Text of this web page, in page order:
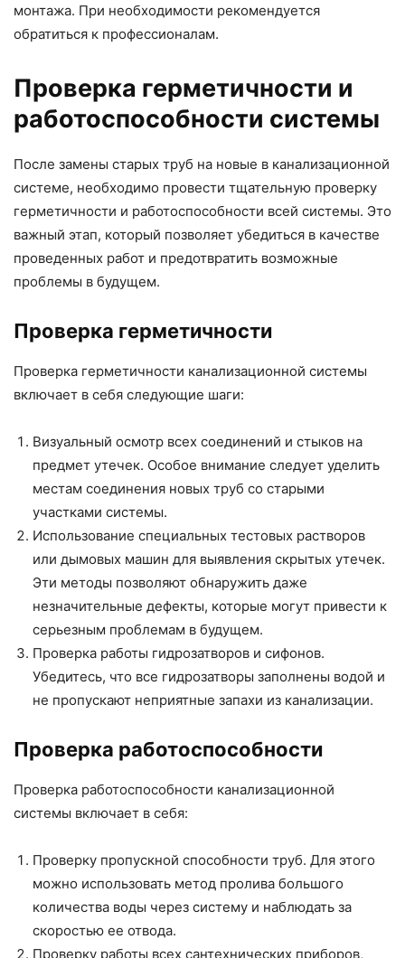
монтажа. При необходимости рекомендуется
обратиться к профессионалам.
Проверка герметичности и
работоспособности системы
После замены старых труб на новые в канализационной
системе, необходимо провести тщательную проверку
герметичности и работоспособности всей системы. Это
важный этап, который позволяет убедиться в качестве
проведенных работ и предотвратить возможные
проблемы в будущем.
Проверка герметичности
Проверка герметичности канализационной системы
включает в себя следующие шаги:
Визуальный осмотр всех соединений и стыков на
предмет утечек. Особое внимание следует уделить
местам соединения новых труб со старыми
участками системы.
Использование специальных тестовых растворов
или дымовых машин для выявления скрытых утечек.
Эти методы позволяют обнаружить даже
незначительные дефекты, которые могут привести к
серьезным проблемам в будущем.
Проверка работы гидрозатворов и сифонов.
Убедитесь, что все гидрозатворы заполнены водой и
не пропускают неприятные запахи из канализации.
Проверка работоспособности
Проверка работоспособности канализационной
системы включает в себя:
Проверку пропускной способности труб. Для этого
можно использовать метод пролива большого
количества воды через систему и наблюдать за
скоростью ее отвода.
Проверку работы всех сантехнических приборов,